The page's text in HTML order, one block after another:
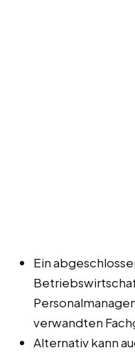
Ein
verwandten
Alternativ kann